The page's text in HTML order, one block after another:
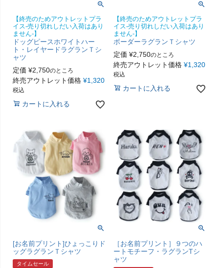
【終売のためアウトレットプラ
イス-売り切れしだい入荷はあり
ません-】
ドッグピースホワイトハー
ト・レイヤードラグランＴシ
ャツ
定価 ¥2,750のところ
終売アウトレット価格 ¥1,320
税込
カートに入れる
【終売のためアウトレットプラ
イス-売り切れしだい入荷はあり
ません-】
ボーダーラグランＴシャツ
定価 ¥2,750のところ
終売アウトレット価格 ¥1,320
税込
カートに入れる
[お名前プリント]ひょっこりド
ッグラグランＴシャツ
タイムセール
［お名前プリント］９つのハ
ートモチーフ・ラグランTシ
ャツ